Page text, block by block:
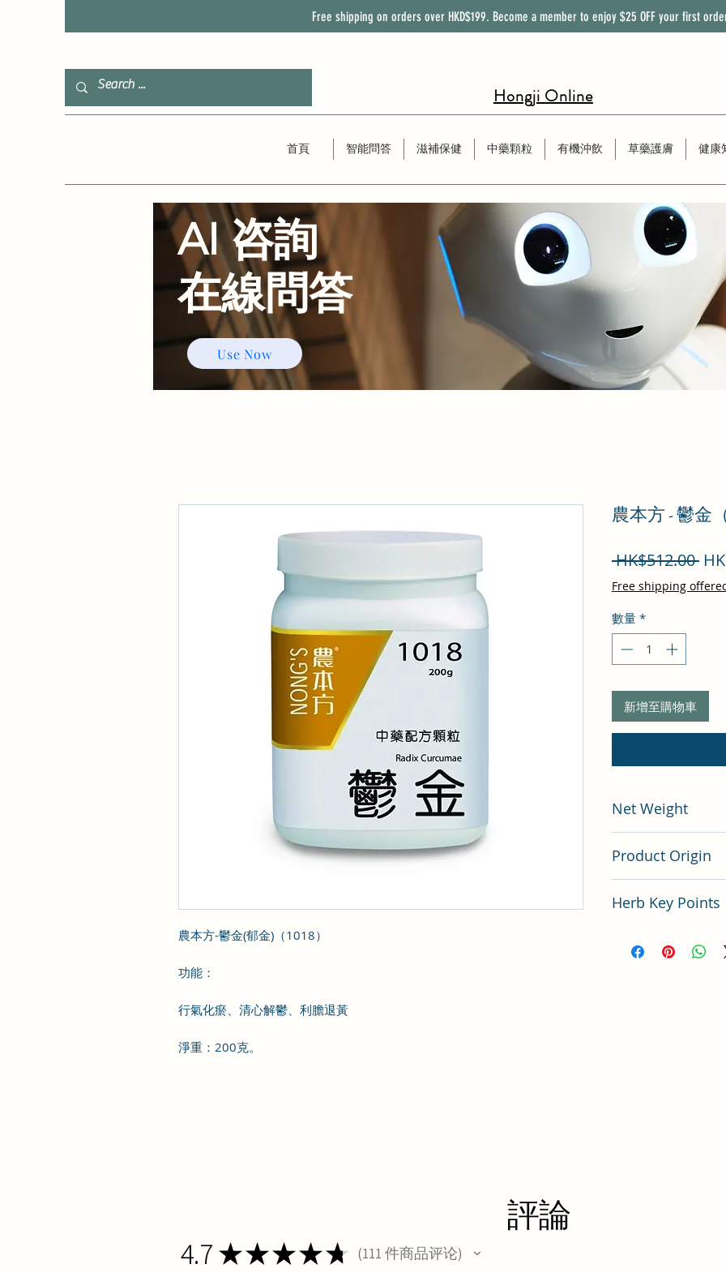
Free shipping on orders over HKD$199. Become a member to enjoy $25 OFF your first
Hongji Online
首頁 智能問答 滋補保健 中藥顆粒 有機沖飲 草藥護膚 健康
農本方-鬱金(郁金)（1018）
功能：
行氣化瘀、清心解鬱、利膽退黃
淨重：200克。
農本方 - 鬱金
HK$512.00 一
般
Free shipping
數量 *
新增至購物車
Net Weight
Product Origin
Herb Key Points
評論
4.7 ★★★★★ 111 件商品评论
111
Use Now
AI 咨詢
​在線問答